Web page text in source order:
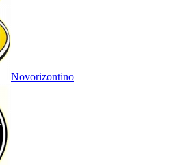
Novorizontino